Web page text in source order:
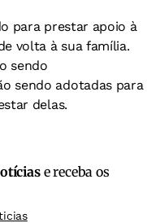
para prestar apoio à
volta à sua família.
sendo
sendo adotadas para
delas.
e receba os